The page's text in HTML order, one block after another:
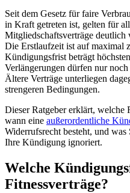
Seit dem Gesetz für faire
in Kraft getreten ist, gelten für
Mitgliedschaftsverträge deutlich
Die Erstlaufzeit ist auf maximal
Kündigungsfrist beträgt
Verlängerungen dürfen nur
Ältere Verträge unterliegen
strengeren Bedingungen.
Dieser Ratgeber erklärt, welche
wann eine außerordentliche
Widerrufsrecht besteht, und
Ihre Kündigung ignoriert.
Welche
Fitnessverträge?